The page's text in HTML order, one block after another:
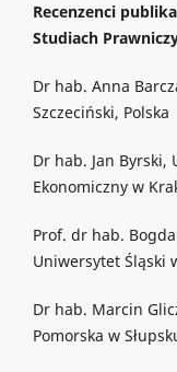
Recenzenci
Studiach
Dr hab. Anna
Szczeciński, Polska
Dr hab. Jan Byrski,
Ekonomiczny w
Prof. dr hab.
Uniwersytet Śląski
Dr hab. Marcin
Pomorska w